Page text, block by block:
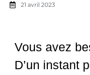
21 avril 2023
Vous avez
D’un instant